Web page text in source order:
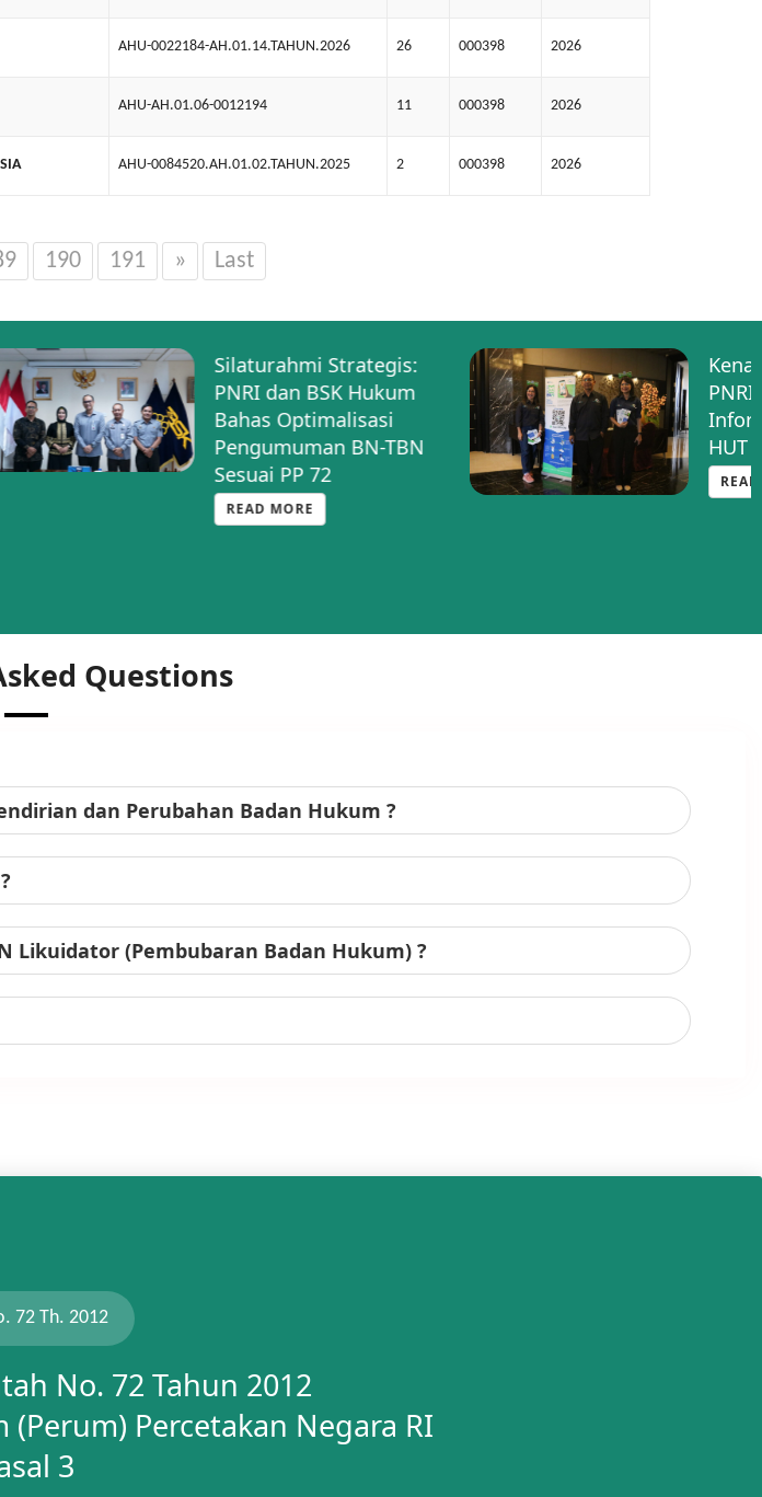
AHU-0022184-AH.01.14.TAHUN.2026 26 000398 2026
AHU-AH.01.06-0012194 11 000398 2026
AHU-0084520.AH.01.02.TAHUN.2025 2 000398 2026
190 191 » Last
Silaturahmi Strategis:
PNRI dan BSK Hukum
Bahas Optimalisasi
Pengumuman BN-TBN
Sesuai PP 72
Kenalkan Halo BNRI,
PNRI Buka Layanan
Informasi BN TBN di
HUT PP INI
READ MORE
Questions
dan Perubahan Badan Hukum ?
Likuidator (Pembubaran Badan Hukum) ?
72 Th. 2012
No. 72 Tahun 2012
Percetakan Negara RI
3